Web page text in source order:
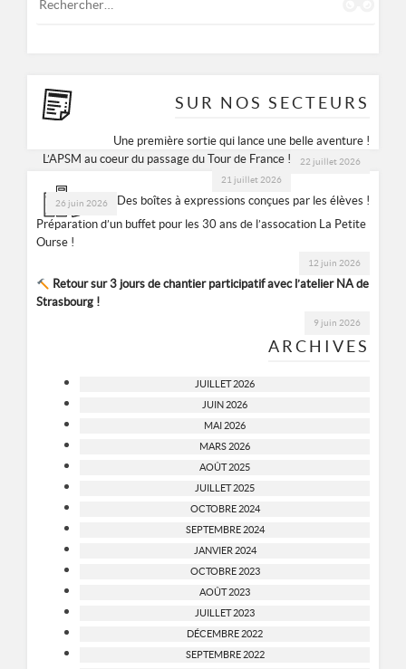
SUR NOS SECTEURS
Une première sortie qui lance une belle aventure !
22 juillet 2026
L’APSM au coeur du passage du Tour de France !
21 juillet 2026
Des boîtes à expressions conçues par les élèves !
26 juin 2026
Préparation d’un buffet pour les 30 ans de l’assocation La Petite
Ourse !
12 juin 2026
Retour sur 3 jours de chantier participatif avec l’atelier NA de
Strasbourg !
9 juin 2026
ARCHIVES
JUILLET 2026
JUIN 2026
MAI 2026
MARS 2026
AOÛT 2025
JUILLET 2025
OCTOBRE 2024
SEPTEMBRE 2024
JANVIER 2024
OCTOBRE 2023
AOÛT 2023
JUILLET 2023
DÉCEMBRE 2022
SEPTEMBRE 2022